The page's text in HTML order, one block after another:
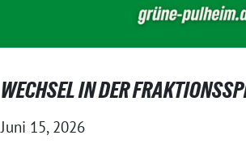
WECHSEL IN DER
Juni 15, 2026